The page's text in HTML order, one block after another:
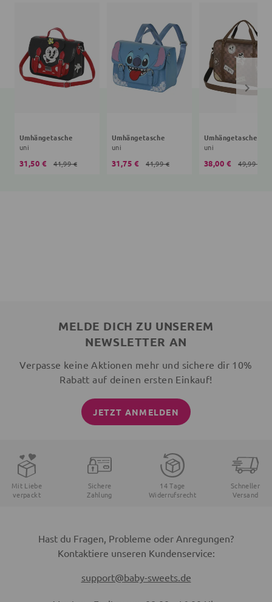
Umhängetasche
uni
31,50 € 41,99 €
Umhängetasche
uni
31,75 € 41,99 €
Umhängetasche
uni
38,00 € 49,99 €
MELDE DICH ZU UNSEREM
NEWSLETTER AN
Verpasse keine Aktionen mehr und sichere dir 10%
Rabatt auf deinen ersten Einkauf!
JETZT ANMELDEN
Mit Liebe
verpackt
Sichere
Zahlung
14 Tage
Widerrufsrecht
Schneller
Versand
Hast du Fragen, Probleme oder Anregungen?
Kontaktiere unseren Kundenservice:
support@baby-sweets.de